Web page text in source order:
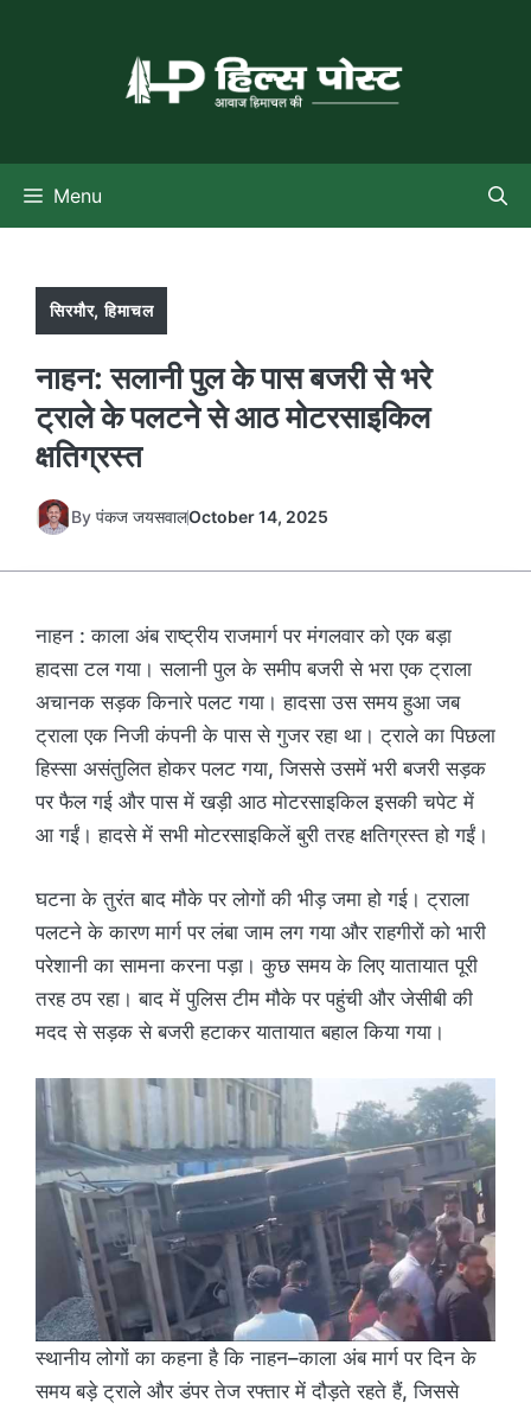
Menu
सिरमौर,हिमाचल
नाहन: सलानी पुल के पास बजरी से भरे
ट्राले के पलटने से आठ मोटरसाइकिल
क्षतिग्रस्त
By पंकज जयसवालOctober 14, 2025
नाहन : काला अंब राष्ट्रीय राजमार्ग पर मंगलवार को एक बड़ा
हादसा टल गया। सलानी पुल के समीप बजरी से भरा एक ट्राला
अचानक सड़क किनारे पलट गया। हादसा उस समय हुआ जब
ट्राला एक निजी कंपनी के पास से गुजर रहा था। ट्राले का पिछला
हिस्सा असंतुलित होकर पलट गया, जिससे उसमें भरी बजरी सड़क
पर फैल गई और पास में खड़ी आठ मोटरसाइकिल इसकी चपेट में
आ गईं। हादसे में सभी मोटरसाइकिलें बुरी तरह क्षतिग्रस्त हो गईं।
घटना के तुरंत बाद मौके पर लोगों की भीड़ जमा हो गई। ट्राला
पलटने के कारण मार्ग पर लंबा जाम लग गया और राहगीरों को भारी
परेशानी का सामना करना पड़ा। कुछ समय के लिए यातायात पूरी
तरह ठप रहा। बाद में पुलिस टीम मौके पर पहुंची और जेसीबी की
मदद से सड़क से बजरी हटाकर यातायात बहाल किया गया।
स्थानीय लोगों का कहना है कि नाहन–काला अंब मार्ग पर दिन के
समय बड़े ट्राले और डंपर तेज रफ्तार में दौड़ते रहते हैं, जिससे